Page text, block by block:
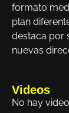
formato
plan
destaca por
nuevas
Videos
No hay